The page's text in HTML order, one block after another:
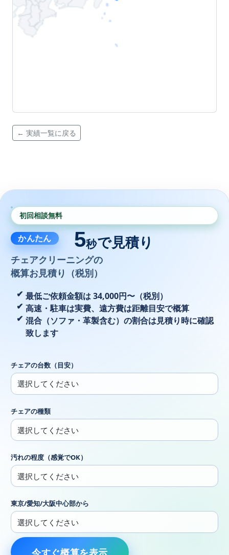
← 実績一覧に戻る
初回相談無料
かんたん 5秒で見積り
チェアクリーニングの
概算お見積り（税別）
最低ご依頼金額は 34,000円〜（税別）
高速・駐車は実費、遠方費は距離目安で概算
混合（ソファ・革製含む）の割合は見積り時に確認
致します
チェアの台数（目安）
チェアの種類
汚れの程度（感覚でOK）
東京/愛知/大阪中心部から
今すぐ概算を表示